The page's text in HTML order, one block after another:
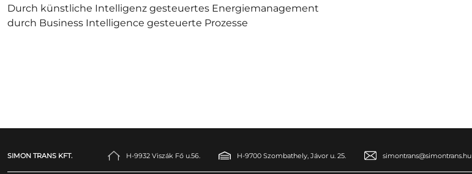
Durch künstliche Intelligenz gesteuertes Energiemanagement
durch Business Intelligence gesteuerte Prozesse
SIMON TRANS KFT. H-9932 Viszák Fő u.56. H-9700 Szombathely, Jávor u. 25. simontrans@simontrans.hu